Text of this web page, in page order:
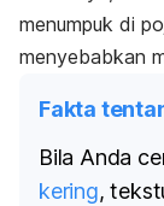
menumpuk di
menyebabkan
Fakta
Bila Anda
kering,